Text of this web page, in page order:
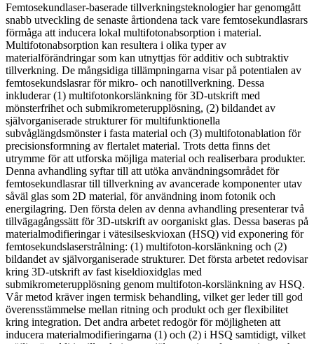
Femtosekundlaser-baserade tillverkningsteknologier har genomgått
snabb utveckling de senaste årtiondena tack vare femtosekundlasrars
förmåga att inducera lokal multifotonabsorption i material.
Multifotonabsorption kan resultera i olika typer av
materialförändringar som kan utnyttjas för additiv och subtraktiv
tillverkning. De mångsidiga tillämpningarna visar på potentialen av
femtosekundslasrar för mikro- och nanotillverkning. Dessa
inkluderar (1) multifotonkorslänkning för 3D-utskrift med
mönsterfrihet och submikrometerupplösning, (2) bildandet av
självorganiserade strukturer för multifunktionella
subvåglängdsmönster i fasta material och (3) multifotonablation för
precisionsformning av flertalet material. Trots detta finns det
utrymme för att utforska möjliga material och realiserbara produkter.
Denna avhandling syftar till att utöka användningsområdet för
femtosekundlasrar till tillverkning av avancerade komponenter utav
såväl glas som 2D material, för användning inom fotonik och
energilagring. Den första delen av denna avhandling presenterar två
tillvägagångssätt för 3D-utskrift av oorganiskt glas. Dessa baseras på
materialmodifieringar i vätesilseskvioxan (HSQ) vid exponering för
femtosekundslaserstrålning: (1) multifoton-korslänkning och (2)
bildandet av självorganiserade strukturer. Det första arbetet redovisar
kring 3D-utskrift av fast kiseldioxidglas med
submikrometerupplösning genom multifoton-korslänkning av HSQ.
Vår metod kräver ingen termisk behandling, vilket ger leder till god
överensstämmelse mellan ritning och produkt och ger flexibilitet
kring integration. Det andra arbetet redogör för möjligheten att
inducera materialmodifieringarna (1) och (2) i HSQ samtidigt, vilket